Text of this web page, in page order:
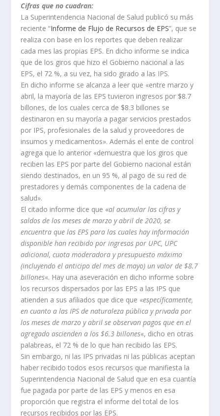
Cifras que no cuadran:
La Superintendencia Nacional de Salud publicó su más
reciente “Informe de Flujo de Recursos de EPS”, que se
realiza con base en los reportes que deben realizar
cada mes las propias EPS. En dicho informe se indica
que de los giros que hizo el Gobierno nacional a las
EPS, el 72 %, a su vez, ha sido girado a las IPS.
En dicho informe se alcanza a leer que «entre marzo y
abril, la mayoría de las EPS tuvieron ingresos por $8.7
billones, de los cuales cerca de $8.3 billones se
destinaron en su mayoría a pagar servicios prestados
por IPS, profesionales de la salud y proveedores de
insumos y medicamentos». Además el ente de control
agrega que lo anterior «demuestra que los giros que
reciben las EPS por parte del Gobierno nacional están
siendo destinados, en un 95 %, al pago de su red de
prestadores y demás componentes de la cadena de
salud».
El citado informe dice que «al acumular las cifras y
saldos de los meses de marzo y abril de 2020, se
encuentra que las EPS para las cuales hay información
disponible han recibido por ingresos por UPC, UPC
adicional, cuota moderadora y presupuesto máximo
(incluyendo el anticipo del mes de mayo) un valor de $8.7
billones«. Hay una aseveración en dicho informe sobre
los recursos dispersados por las EPS a las IPS que
atienden a sus afiliados que dice que «específicamente,
en cuanto a las IPS de naturaleza pública y privada por
los meses de marzo y abril se observan pagos que en el
agregado ascienden a los $6.3 billones«, dicho en otras
palabreas, el 72 % de lo que han recibido las EPS.
Sin embargo, ni las IPS privadas ni las públicas aceptan
haber recibido todos esos recursos que manifiesta la
Superintendencia Nacional de Salud que en esa cuantía
fue pagada por parte de las EPS y menos en esa
proporción que registra el informe del total de los
recursos recibidos por las EPS.